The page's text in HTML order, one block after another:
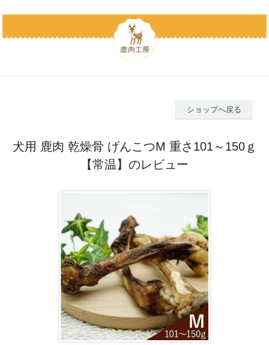
ショップへ戻る
犬用 鹿肉 乾燥骨 げんこつM 重さ101～150ｇ
【常温】のレビュー